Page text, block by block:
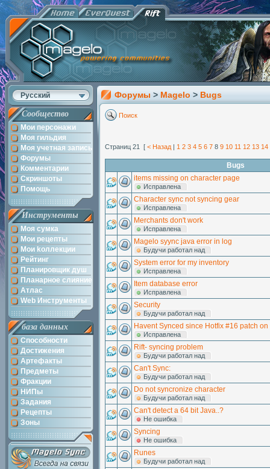
Русский
Сообщество
Мои персонажи
Моя гильдия
Моя учетная запись
Форумы
Комментарии
Скриншоты
Помощь
Инструменты
Моя сумка
Мои рецепты
Мои kоллекции
Рейтинг
Планировщик душ
Планарное слияние
Атлас
Web Инструменты
база данных
Способности
Достижения
Артефакты
Предметы
Фракции
НИПы
Задания
Рецепты
Зоны
Форумы > Magelo > Bugs
Поиск
Страниц 21 [ < Назад | 1 2 3 4 5 6 7 8 9 10 11 12 13 14
Bugs
items missing on character page
Исправлена
Character sync not syncing gear
Исправлена
Merchants don't work
Исправлена
Magelo syync java error in log
Будучи работал над
System error for my inventory
Исправлена
Item database error
Исправлена
Security
Будучи работал над
Havent Synced since Hotfix #16 patch on
Исправлена
Rift- syncing problem
Будучи работал над
Can't Sync:
Будучи работал над
Do not syncronize character
Будучи работал над
Can't detect a 64 bit Java..?
Hе ошибка
Syncing
Hе ошибка
Runes
Будучи работал над